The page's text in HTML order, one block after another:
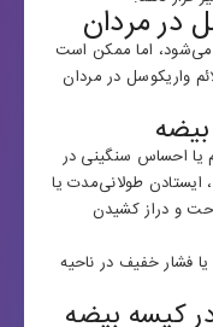
در مردان
اما ممکن است
واریکوسل در مردان
یا احساس سنگینی در
ایستادن طولانی‌مدت یا
و دراز کشیدن
فشار خفیف در ناحیه
کیسه بیضه